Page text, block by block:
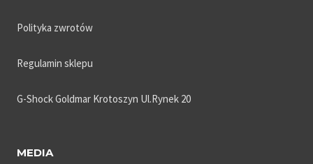
Polityka zwrotów
Regulamin sklepu
G-Shock Goldmar Krotoszyn Ul.Rynek 20
MEDIA